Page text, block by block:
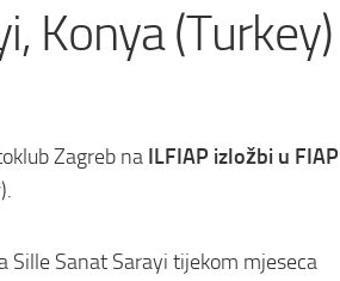
Konya (Turkey)
Zagreb na ILFIAP izložbi u FIAP
).
Sille Sanat Sarayi tijekom mjeseca